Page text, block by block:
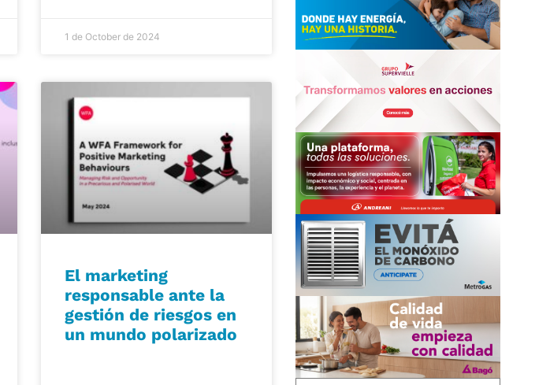
1 de October de 2024
El marketing
responsable ante la
gestión de riesgos en
un mundo polarizado